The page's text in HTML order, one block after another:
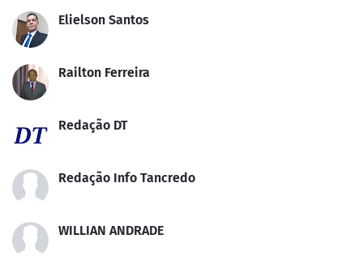
Elielson Santos
Railton Ferreira
Redação DT
Redação Info Tancredo
WILLIAN ANDRADE